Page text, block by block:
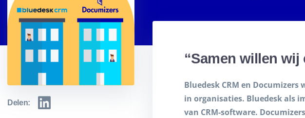
Delen:
“Samen willen wij
Bluedesk CRM en
in organisaties. Bluedesk als
van CRM-software.